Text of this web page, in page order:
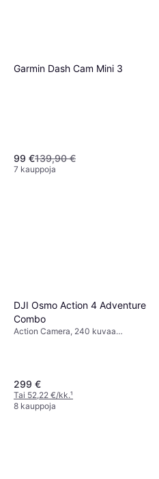
Garmin Dash Cam Mini 3
99 €139,90 €
7 kauppoja
DJI Osmo Action 4 Adventure
Combo
Action Camera, 240 kuvaa
299 €
Tai 52,22 €/kk.¹
8 kauppoja